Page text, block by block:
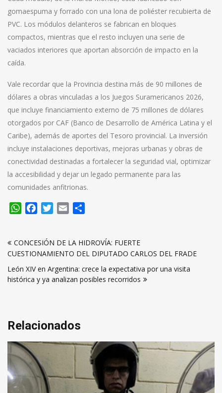
gomaespuma y forrado con una lona de poliéster recubierta de
PVC. Los módulos delanteros se fabrican en bloques
compactos, mientras que el resto incluyen una serie de
vaciados interiores que aportan absorción de impacto en la
caída.
Vale recordar que la Provincia destina más de 90 millones de
dólares a obras vinculadas a los Juegos Suramericanos 2026,
que incluye financiamiento externo de 75 millones de dólares
otorgados por CAF (Banco de Desarrollo de América Latina y el
Caribe), además de aportes del Tesoro provincial. La inversión
incluye instalaciones deportivas, mejoras urbanas y obras de
conectividad destinadas a fortalecer la seguridad vial, optimizar
la accesibilidad y dejar un legado permanente para las
comunidades anfitrionas.
WhatsApp
FacebookTwitter
Email
de
entradas
CONCESIÓN DE LA HIDROVÍA: FUERTE
CUESTIONAMIENTO DEL DIPUTADO CARLOS DEL FRADE
León XIV en Argentina: crece la expectativa por una visita
histórica y ya analizan posibles recorridos
Relacionados